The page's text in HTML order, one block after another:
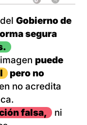
Gobierno de
segura
puede
pero no
no acredita
falsa,
ni